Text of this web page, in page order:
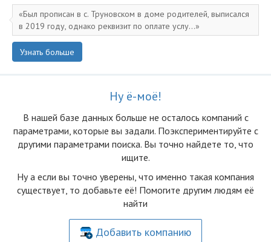
Был прописан в с. Труновском в доме родителей, выписался
в 2019 году, однако реквизит по оплате услу...
Узнать больше
Ну ё-моё!
В нашей базе данных больше не осталоcь компаний с
параметрами, которые вы задали. Поэкспериментируйте с
другими параметрами поиска. Вы точно найдете то, что
ищите.
Ну а если вы точно уверены, что именно такая компания
существует, то добавьте её! Помогите другим людям её
найти
Добавить компанию